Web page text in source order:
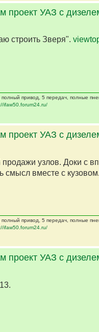
проект УАЗ с
строить Зверя".
привод, 5 передач, полные
ifaw50.forum24.ru/
проект УАЗ с
узлов. Доки с
смысл вместе с
привод, 5 передач, полные
ifaw50.forum24.ru/
проект УАЗ с